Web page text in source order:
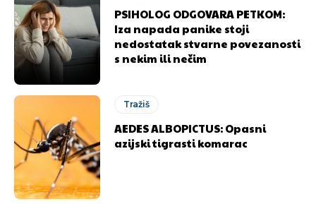
Ovim putem želimo da vam se zahvalimo što ste
odlučili da pustite Vašu priču da živi, Redakcija
Objavi.ba
[wpuf_form id=”7463”]
Ovim putem želimo da vam se zahvalimo što ste
odlučili da pustite Vašu priču da živi, Redakcija
Objavi.ba
[wpuf_form id=”7463”]
PSIHOLOG ODGOVARA PETKOM:
Iza napada panike stoji
nedostatak stvarne povezanosti
s nekim ili nečim
Tražiš
AEDES ALBOPICTUS: Opasni
azijski tigrasti komarac